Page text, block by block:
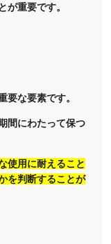
が重要です。
要な要素です。
間にわたって保つ
使用に耐えること
を判断することが